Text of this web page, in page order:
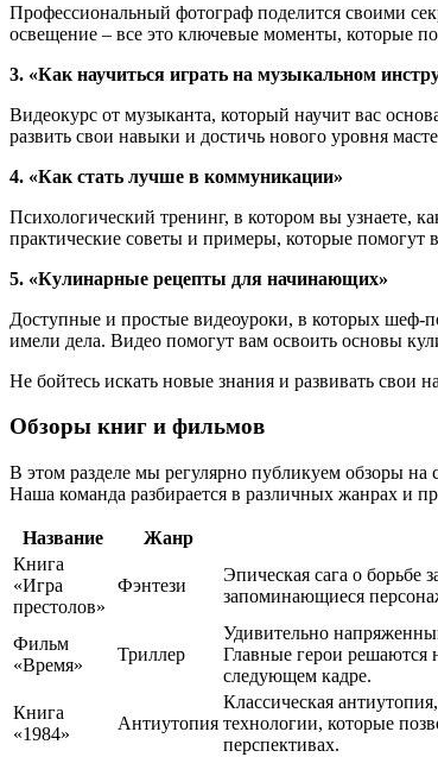
Профессиональный фотограф поделится своими
освещение – все это ключевые моменты, которые
3. «Как научиться играть на музыкальном
Видеокурс от музыканта, который научит вас
развить свои навыки и достичь нового уровня
4. «Как стать лучше в коммуникации»
Психологический тренинг, в котором вы узнаете,
практические советы и примеры, которые помогут
5. «Кулинарные рецепты для начинающих»
Доступные и простые видеоуроки, в которых шеф-
имели дела. Видео помогут вам освоить основы
Не бойтесь искать новые знания и развивать
Обзоры книг и фильмов
В этом разделе мы регулярно публикуем обзоры
Наша команда разбирается в различных жанрах и
Название Жанр
Книга
«Игра
престолов»
Фэнтези
Эпическая сага о
запоминающиеся
Фильм
«Время»
Триллер
Удивительно
Главные герои решаются
следующем кадре.
Книга
«1984»
Антиутопия
Классическая
технологии, которые
перспективах.